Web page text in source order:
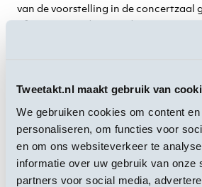
Tweetakt.nl maakt gebruik van
We gebruiken cookies om content
personaliseren, om functies voor
en om ons websiteverkeer te
informatie over uw gebruik van onze
partners voor social media,
van de voorstelling in de concertzaal
of juist niet te dempen door je vingers
Ismailia. De band werd in 1974
Lamdahhi, die zich liet inspireren door
El Ghiwane en Lamchaheb.
Met haar hypnotiserende stemgeluid
open gitaarstemmingen, elektronica